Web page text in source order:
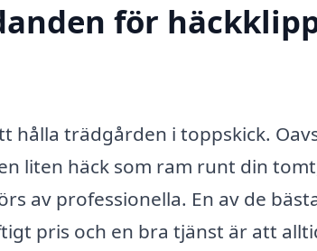
för
hålla trädgården i toppskick.
liten häck som ram runt din
av professionella. En av de
pris och en bra tjänst är att